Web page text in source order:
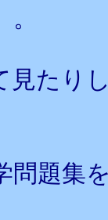
見たり
問題集